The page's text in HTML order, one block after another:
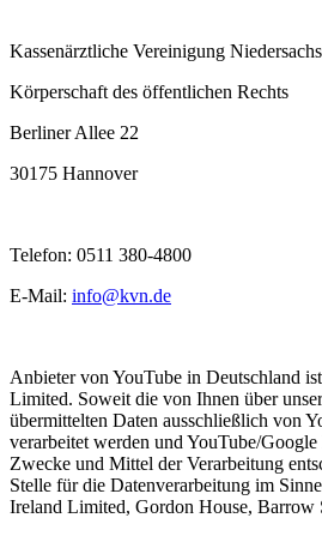
Kassenärztliche Vereinigung
Körperschaft des öffentlichen Rechts
Berliner Allee 22
30175 Hannover
Telefon: 0511 380-4800
E-Mail: info@kvn.de
Anbieter von YouTube in Deutschland
Limited. Soweit die von Ihnen über
übermittelten Daten ausschließlich von
verarbeitet werden und YouTube/
Zwecke und Mittel der Verarbeitung
Stelle für die Datenverarbeitung im
Ireland Limited, Gordon House, Barrow